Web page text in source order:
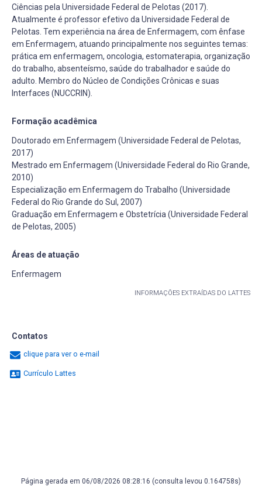
Ciências pela Universidade Federal de Pelotas (2017).
Atualmente é professor efetivo da Universidade Federal de
Pelotas. Tem experiência na área de Enfermagem, com ênfase
em Enfermagem, atuando principalmente nos seguintes temas:
prática em enfermagem, oncologia, estomaterapia, organização
do trabalho, absenteísmo, saúde do trabalhador e saúde do
adulto. Membro do Núcleo de Condições Crônicas e suas
Interfaces (NUCCRIN).
Formação acadêmica
Doutorado em Enfermagem (Universidade Federal de Pelotas,
2017)
Mestrado em Enfermagem (Universidade Federal do Rio Grande,
2010)
Especialização em Enfermagem do Trabalho (Universidade
Federal do Rio Grande do Sul, 2007)
Graduação em Enfermagem e Obstetrícia (Universidade Federal
de Pelotas, 2005)
Áreas de atuação
Enfermagem
INFORMAÇÕES EXTRAÍDAS DO LATTES
Contatos
clique para ver o e-mail
Currículo Lattes
Página gerada em 06/08/2026 08:28:16 (consulta levou 0.164758s)